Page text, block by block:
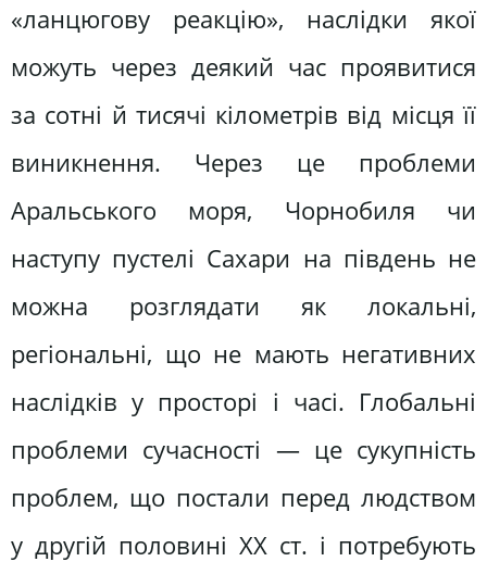
«ланцюгову реакцію», наслідки якої
можуть через деякий час проявитися
за сотні й тисячі кілометрів від місця її
виникнення. Через це проблеми
Аральського моря, Чорнобиля чи
наступу пустелі Сахари на південь не
можна розглядати як локальні,
регіональні, що не мають негативних
наслідків у просторі і часі. Глобальні
проблеми сучасності — це сукупність
проблем, що постали перед людством
у другій половині XX ст. і потребують